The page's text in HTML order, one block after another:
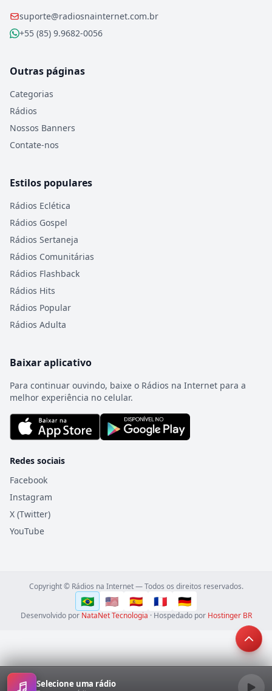
suporte@radiosnainternet.com.br
+55 (85) 9.9682-0056
Outras páginas
Categorias
Rádios
Nossos Banners
Contate-nos
Estilos populares
Rádios Eclética
Rádios Gospel
Rádios Sertaneja
Rádios Comunitárias
Rádios Flashback
Rádios Hits
Rádios Popular
Rádios Adulta
Baixar aplicativo
Para continuar ouvindo, baixe o Rádios na Internet para a
melhor experiência no celular.
Redes sociais
Facebook
Instagram
X (Twitter)
YouTube
Copyright © Rádios na Internet — Todos os direitos reservados.
Idioma
🇧🇷Português (Brasil)
🇺🇸English (US)
🇪🇸Español
🇫🇷Français
🇩🇪Deutsch
Desenvolvido por NataNet Tecnologia · Hospedado por Hostinger BR
Selecione uma rádio